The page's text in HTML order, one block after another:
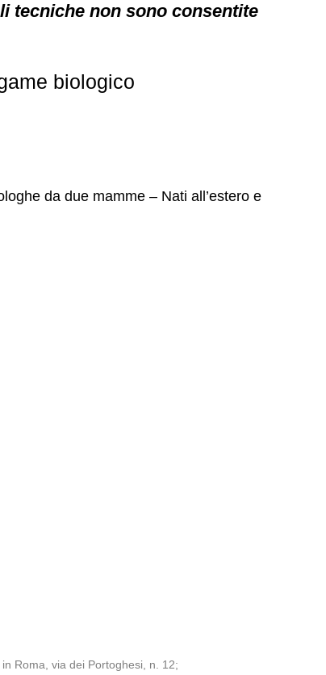
tecniche non sono consentite
biologico
da due mamme – Nati all’estero e
Roma, via dei Portoghesi, n. 12;